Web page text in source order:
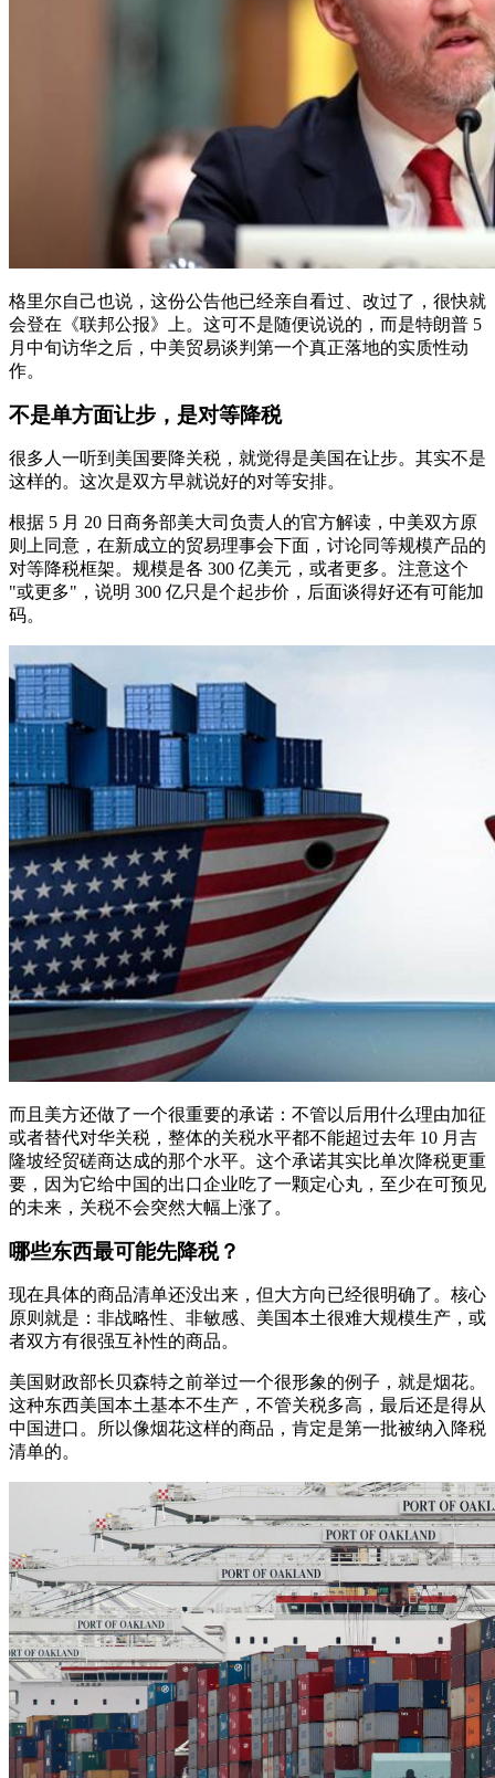
格里尔自己也说，这份公告他已经亲自看过、改过了，很快就
会登在《联邦公报》上。这可不是随便说说的，而是特朗普 5
月中旬访华之后，中美贸易谈判第一个真正落地的实质性动
作。
不是单方面让步，是对等降税
很多人一听到美国要降关税，就觉得是美国在让步。其实不是
这样的。这次是双方早就说好的对等安排。
根据 5 月 20 日商务部美大司负责人的官方解读，中美双方原
则上同意，在新成立的贸易理事会下面，讨论同等规模产品的
对等降税框架。规模是各 300 亿美元，或者更多。注意这个
"或更多"，说明 300 亿只是个起步价，后面谈得好还有可能加
码。
而且美方还做了一个很重要的承诺：不管以后用什么理由加征
或者替代对华关税，整体的关税水平都不能超过去年 10 月吉
隆坡经贸磋商达成的那个水平。这个承诺其实比单次降税更重
要，因为它给中国的出口企业吃了一颗定心丸，至少在可预见
的未来，关税不会突然大幅上涨了。
哪些东西最可能先降税？
现在具体的商品清单还没出来，但大方向已经很明确了。核心
原则就是：非战略性、非敏感、美国本土很难大规模生产，或
者双方有很强互补性的商品。
美国财政部长贝森特之前举过一个很形象的例子，就是烟花。
这种东西美国本土基本不生产，不管关税多高，最后还是得从
中国进口。所以像烟花这样的商品，肯定是第一批被纳入降税
清单的。